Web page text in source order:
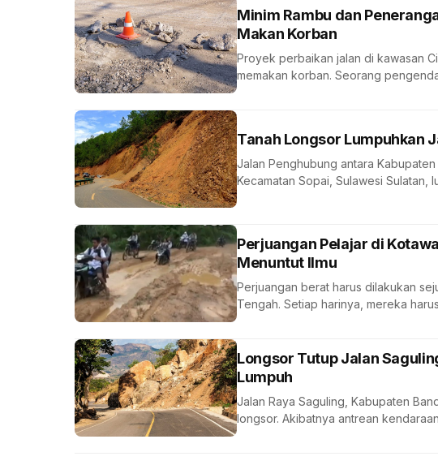
Minim Rambu dan
Makan Korban
Proyek perbaikan jalan di kawasan
memakan korban. Seorang
Tanah Longsor Lumpuhkan
Jalan Penghubung antara
Kecamatan Sopai, Sulawesi Sulatan,
Perjuangan Pelajar di
Menuntut Ilmu
Perjuangan berat harus dilakukan
Tengah. Setiap harinya, mereka
Longsor Tutup Jalan
Lumpuh
Jalan Raya Saguling, Kabupaten
longsor. Akibatnya antrean